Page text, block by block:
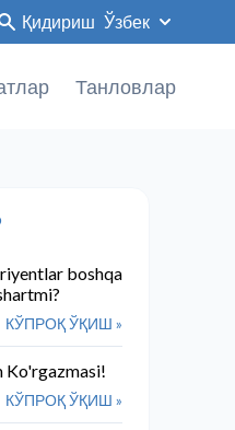
Қидириш Ўзбек
Танловлар
boshqa
КЎПРОҚ ЎҚИШ »
Ko'rgazmasi!
КЎПРОҚ ЎҚИШ »